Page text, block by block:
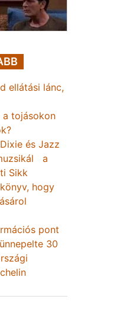
ellátási lánc,
a tojásokon
és Jazz
a
Sikk
hogy
pont
30